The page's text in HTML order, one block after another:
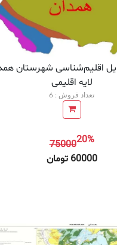
لایه اقلیمی
تعداد فروش : 6
7500020%
60000 تومان